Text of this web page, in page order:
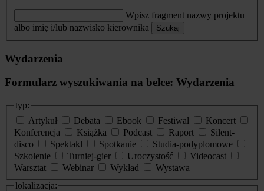
Wpisz fragment nazwy projektu
albo imię i/lub nazwisko kierownika
Szukaj
Wydarzenia
Formularz wyszukiwania na belce: Wydarzenia
typ:
Artykuł
Debata Ebook Festiwal
Koncert
Konferencja
Książka Podcast Raport
Silent-
disco
Spektakl Spotkanie
Studia-podyplomowe
Szkolenie
Turniej-gier Uroczystość
Videocast
Warsztat
Webinar Wykład
Wystawa
lokalizacja: